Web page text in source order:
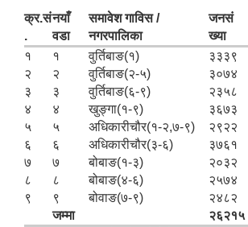
क्र.सं
.
नयाँ
वडा
समावेश गाविस /
नगरपालिका
जनसं
ख्या
१
१ वुर्तिबाङ(१) ३३३९
२
२ वुर्तिबाङ(२-५) ३०७४
३
३ वुर्तिबाङ(६-९) २३५८
४
४ खुङ्गा(१-९) ३६७३
५
५ अधिकारीचौर(१-२,७-९) २९२२
६
६ अधिकारीचौर(३-६) ३७६१
७
७ बोबाङ(१-३) २०३२
८
८ बोबाङ(४-६) २५७४
९
९ बोवाङ(७-९) २४८२
जम्मा
२६२१५